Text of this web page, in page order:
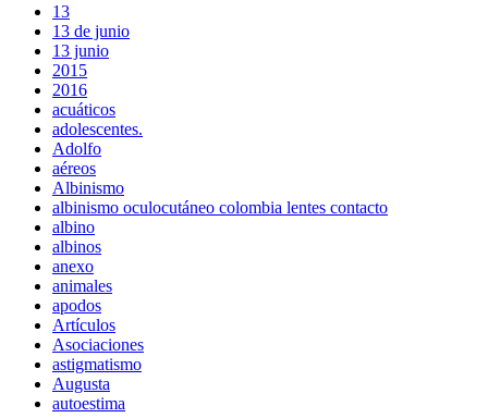
13
13 de junio
13 junio
2015
2016
acuáticos
adolescentes.
Adolfo
aéreos
Albinismo
albinismo oculocutáneo colombia lentes contacto
albino
albinos
anexo
animales
apodos
Artículos
Asociaciones
astigmatismo
Augusta
autoestima